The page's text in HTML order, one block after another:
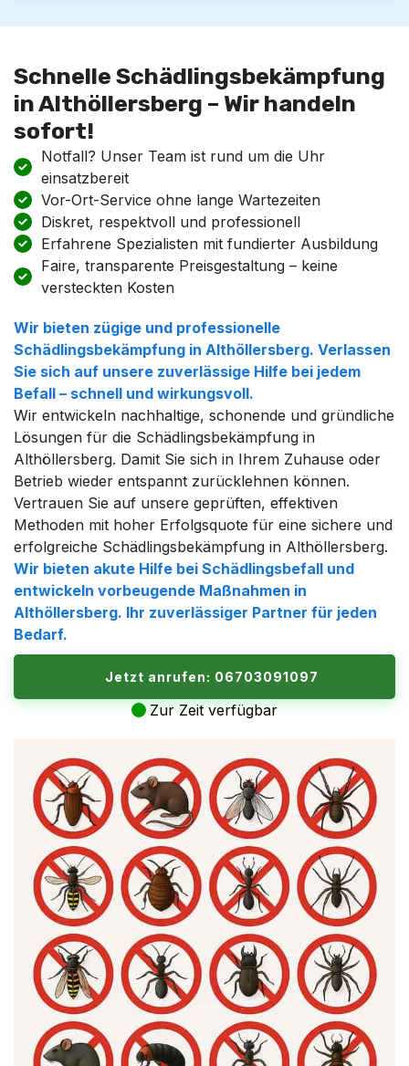
Schnelle Schädlingsbekämpfung
in Althöllersberg – Wir handeln
sofort!
Notfall? Unser Team ist rund um die Uhr
einsatzbereit
Vor-Ort-Service ohne lange Wartezeiten
Diskret, respektvoll und professionell
Erfahrene Spezialisten mit fundierter Ausbildung
Faire, transparente Preisgestaltung – keine
versteckten Kosten
Wir bieten zügige und professionelle
Schädlingsbekämpfung in Althöllersberg. Verlassen
Sie sich auf unsere zuverlässige Hilfe bei jedem
Befall – schnell und wirkungsvoll.
Wir entwickeln nachhaltige, schonende und gründliche
Lösungen für die Schädlingsbekämpfung in
Althöllersberg. Damit Sie sich in Ihrem Zuhause oder
Betrieb wieder entspannt zurücklehnen können.
Vertrauen Sie auf unsere geprüften, effektiven
Methoden mit hoher Erfolgsquote für eine sichere und
erfolgreiche Schädlingsbekämpfung in Althöllersberg.
Wir bieten akute Hilfe bei Schädlingsbefall und
entwickeln vorbeugende Maßnahmen in
Althöllersberg. Ihr zuverlässiger Partner für jeden
Bedarf.
Jetzt anrufen: 06703091097
Zur Zeit verfügbar